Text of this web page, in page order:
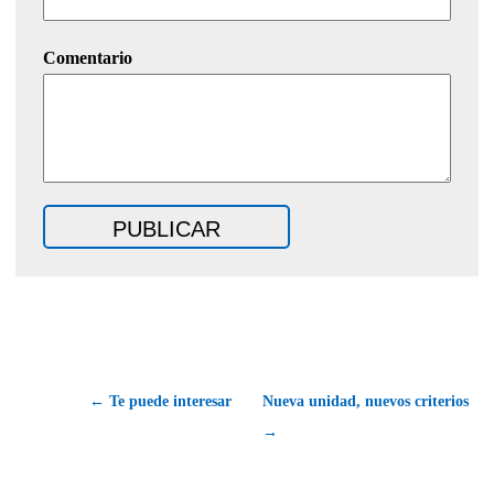
Comentario
← Te puede interesar
Nueva unidad, nuevos criterios
→